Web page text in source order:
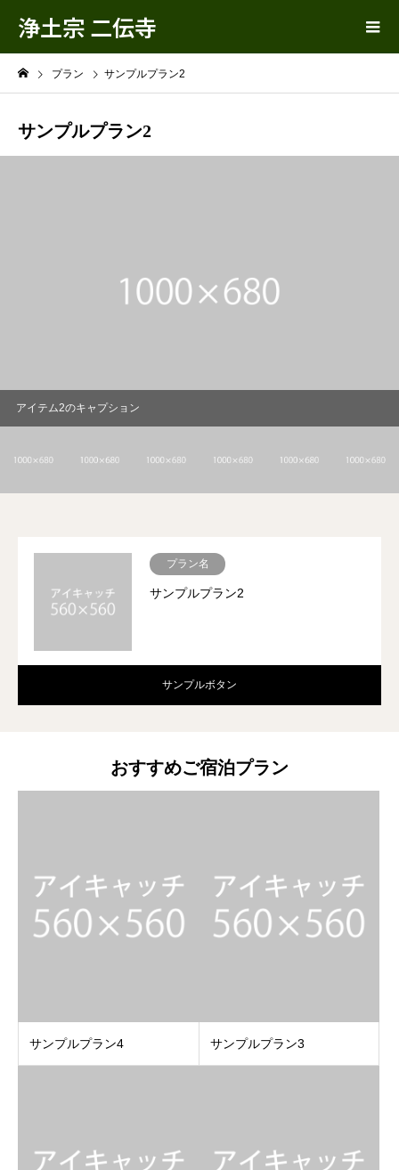
浄土宗 二伝寺
プラン サンプルプラン2
サンプルプラン2
アイテム2のキャプション
プラン名
サンプルプラン2
サンプルボタン
おすすめご宿泊プラン
サンプルプラン4 サンプルプラン3